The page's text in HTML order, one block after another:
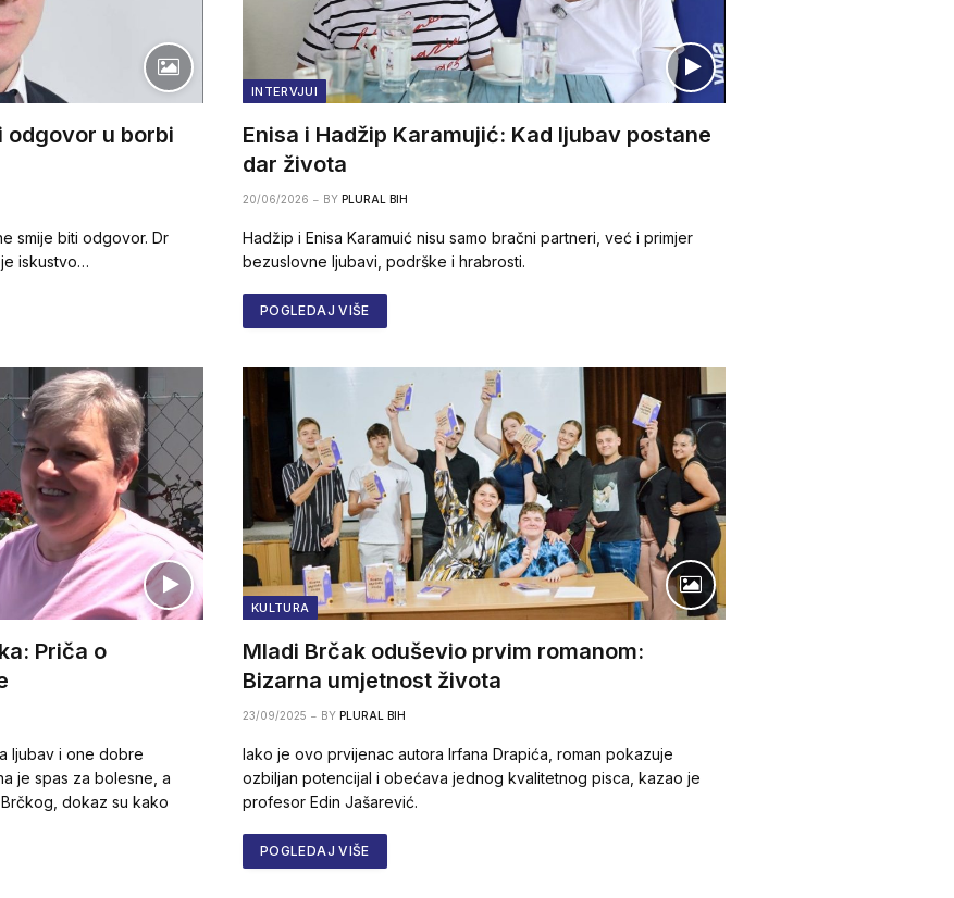
odgovor u borbi
smije biti odgovor. Dr
iskustvo…
INTERVJUI
Enisa i Hadžip Karamujić: Kad ljubav postane
dar života
20/06/2026 BY PLURAL BIH
Hadžip i Enisa Karamuić nisu samo bračni partneri, već i primjer
bezuslovne ljubavi, podrške i hrabrosti.
POGLEDAJ VIŠE
Priča o
ljubav i one dobre
je spas za bolesne, a
dokaz su kako
KULTURA
Mladi Brčak oduševio prvim romanom:
Bizarna umjetnost života
23/09/2025 BY PLURAL BIH
Iako je ovo prvijenac autora Irfana Drapića, roman pokazuje
ozbiljan potencijal i obećava jednog kvalitetnog pisca, kazao je
profesor Edin Jašarević.
POGLEDAJ VIŠE